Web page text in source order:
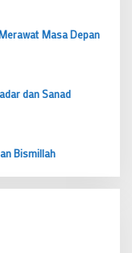
Masa Depan
dan Sanad
Bismillah